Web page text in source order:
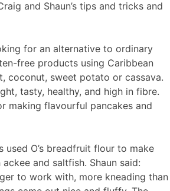
and Shaun’s tips and tricks and
for an alternative to ordinary
free products using Caribbean
coconut, sweet potato or cassava.
tasty, healthy, and high in fibre.
making flavourful pancakes and
used O’s breadfruit flour to make
and saltfish. Shaun said:
to work with, more kneading than